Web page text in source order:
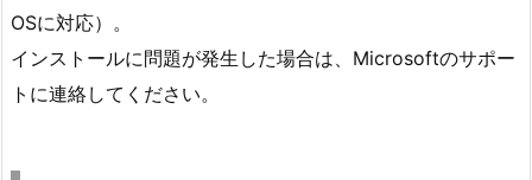
OSに対応）。
インストールに問題が発生した場合は、Microsoftのサポー
トに連絡してください。